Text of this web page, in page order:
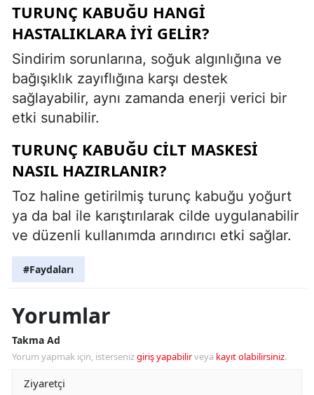
TURUNÇ KABUĞU HANGI
HASTALIKLARA IYI GELIR?
Sindirim sorunlarına, soğuk algınlığına ve
bağışıklık zayıflığına karşı destek
sağlayabilir, aynı zamanda enerji verici bir
etki sunabilir.
TURUNÇ KABUĞU CILT MASKESI
NASIL HAZIRLANIR?
Toz haline getirilmiş turunç kabuğu yoğurt
ya da bal ile karıştırılarak cilde uygulanabilir
ve düzenli kullanımda arındırıcı etki sağlar.
#Faydaları
Yorumlar
Takma Ad
Yorum yapmak için, istersenizgiriş yapabilirveya kayıt olabilirsiniz.